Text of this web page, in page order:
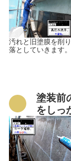
汚れと旧塗膜を削り
落としていきます。
塗装前
をしっ